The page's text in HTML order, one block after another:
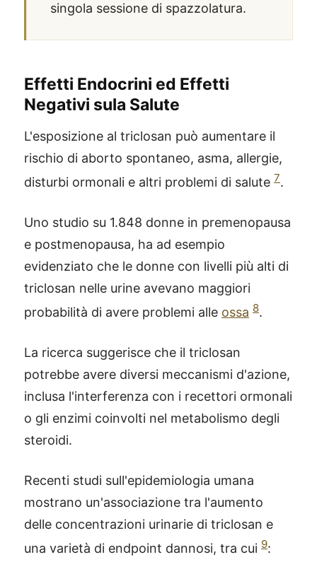
singola sessione di spazzolatura.
Effetti Endocrini ed Effetti
Negativi sula Salute
L'esposizione al triclosan può aumentare il
rischio di aborto spontaneo, asma, allergie,
disturbi ormonali e altri problemi di salute 7.
Uno studio su 1.848 donne in premenopausa
e postmenopausa, ha ad esempio
evidenziato che le donne con livelli più alti di
triclosan nelle urine avevano maggiori
probabilità di avere problemi alle ossa 8.
La ricerca suggerisce che il triclosan
potrebbe avere diversi meccanismi d'azione,
inclusa l'interferenza con i recettori ormonali
o gli enzimi coinvolti nel metabolismo degli
steroidi.
Recenti studi sull'epidemiologia umana
mostrano un'associazione tra l'aumento
delle concentrazioni urinarie di triclosan e
una varietà di endpoint dannosi, tra cui 9: